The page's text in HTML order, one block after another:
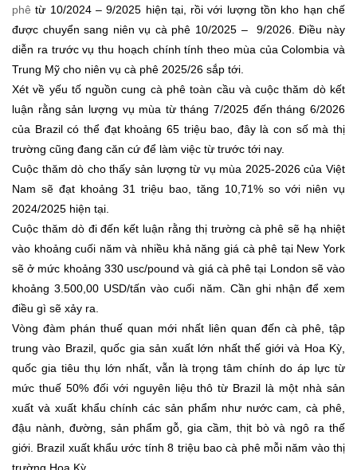
phê từ 10/2024 – 9/2025 hiện tại, rồi với lượng tồn kho hạn chế
được chuyển sang niên vụ cà phê 10/2025 – 9/2026. Điều này
diễn ra trước vụ thu hoạch chính tính theo mùa của Colombia và
Trung Mỹ cho niên vụ cà phê 2025/26 sắp tới.
Xét về yếu tố nguồn cung cà phê toàn cầu và cuộc thăm dò kết
luận rằng sản lượng vụ mùa từ tháng 7/2025 đến tháng 6/2026
của Brazil có thể đạt khoảng 65 triệu bao, đây là con số mà thị
trường cũng đang căn cứ để làm việc từ trước tới nay.
Cuộc thăm dò cho thấy sản lượng từ vụ mùa 2025-2026 của Việt
Nam sẽ đạt khoảng 31 triệu bao, tăng 10,71% so với niên vụ
2024/2025 hiện tại.
Cuộc thăm dò đi đến kết luận rằng thị trường cà phê sẽ hạ nhiệt
vào khoảng cuối năm và nhiều khả năng giá cà phê tại New York
sẽ ở mức khoảng 330 usc/pound và giá cà phê tại London sẽ vào
khoảng 3.500,00 USD/tấn vào cuối năm. Cần ghi nhận để xem
điều gì sẽ xảy ra.
Vòng đàm phán thuế quan mới nhất liên quan đến cà phê, tập
trung vào Brazil, quốc gia sản xuất lớn nhất thế giới và Hoa Kỳ,
quốc gia tiêu thụ lớn nhất, vẫn là trọng tâm chính do áp lực từ
mức thuế 50% đối với nguyên liệu thô từ Brazil là một nhà sản
xuất và xuất khẩu chính các sản phẩm như nước cam, cà phê,
đậu nành, đường, sản phẩm gỗ, gia cầm, thịt bò và ngô ra thế
giới. Brazil xuất khẩu ước tính 8 triệu bao cà phê mỗi năm vào thị